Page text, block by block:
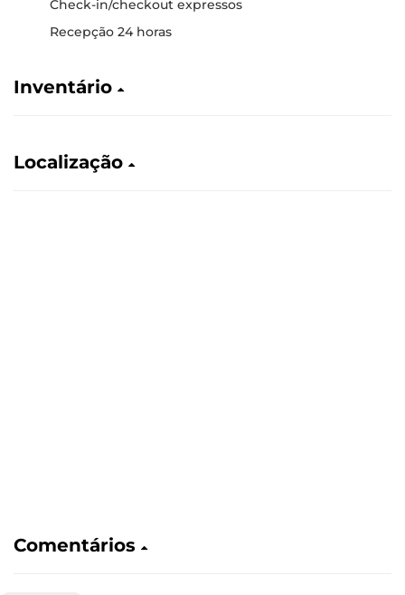
Check-in/checkout expressos
Recepção 24 horas
Inventário
Localização
Comentários